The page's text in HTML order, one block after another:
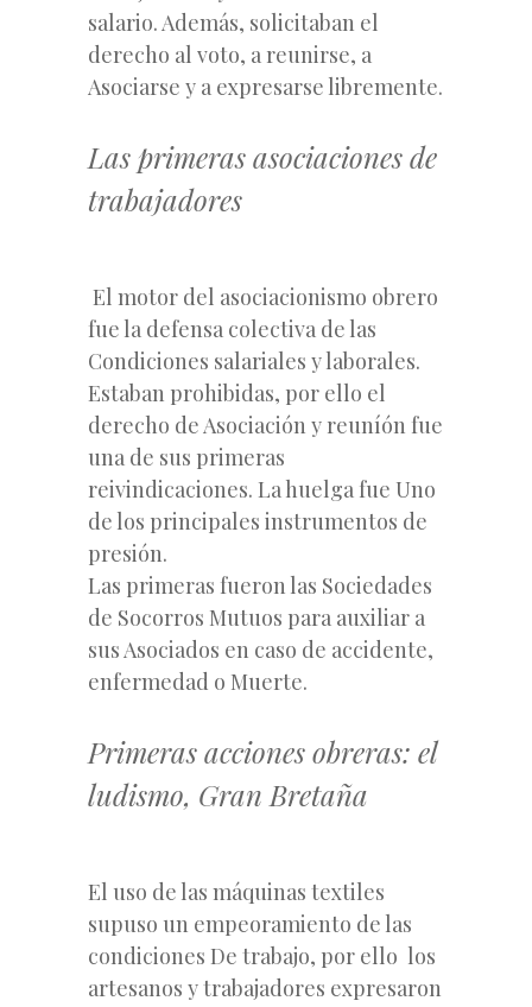
salario. Además, solicitaban el
derecho al voto, a reunirse, a
Asociarse y a expresarse libremente.
Las primeras asociaciones de
trabajadores
El motor del asociacionismo obrero
fue la defensa colectiva de las
Condiciones salariales y laborales.
Estaban prohibidas, por ello el
derecho de Asociación y reuníón fue
una de sus primeras
reivindicaciones. La huelga fue Uno
de los principales instrumentos de
presión.
Las primeras fueron las Sociedades
de Socorros Mutuos para auxiliar a
sus Asociados en caso de accidente,
enfermedad o Muerte.
Primeras acciones obreras: el
ludismo, Gran Bretaña
El uso de las máquinas textiles
supuso un empeoramiento de las
condiciones De trabajo, por ello los
artesanos y trabajadores expresaron